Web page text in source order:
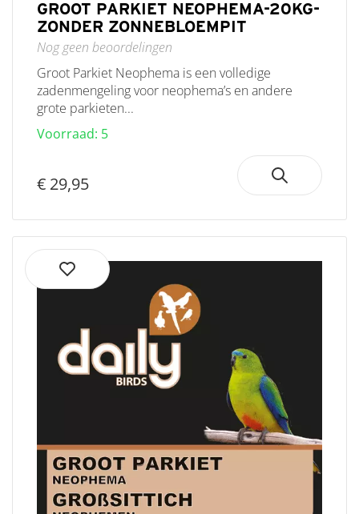
GROOT PARKIET NEOPHEMA-20KG-
ZONDER ZONNEBLOEMPIT
Nog geen beoordelingen
Groot Parkiet Neophema is een volledige
zadenmengeling voor neophema’s en andere
grote parkieten...
Voorraad: 5
€ 29,95